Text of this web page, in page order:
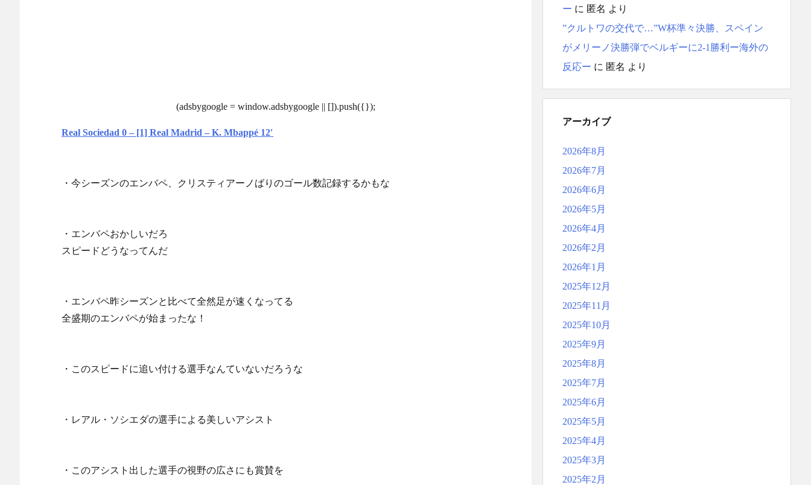
(adsbygoogle = window.adsbygoogle || []).push({});
Real Sociedad 0 – [1] Real Madrid – K. Mbappé 12′
・今シーズンのエンバペ、クリスティアーノばりのゴール数記録するかもな
・エンバペおかしいだろ
スピードどうなってんだ
・エンバペ昨シーズンと比べて全然足が速くなってる
全盛期のエンバペが始まったな！
・このスピードに追い付ける選手なんていないだろうな
・レアル・ソシエダの選手による美しいアシスト
・このアシスト出した選手の視野の広さにも賞賛を
ー に 匿名 より
”クルトワの交代で…”W杯準々決勝、スペイン
がメリーノ決勝弾でベルギーに2-1勝利ー海外の
反応ー に 匿名 より
アーカイブ
2026年8月
2026年7月
2026年6月
2026年5月
2026年4月
2026年2月
2026年1月
2025年12月
2025年11月
2025年10月
2025年9月
2025年8月
2025年7月
2025年6月
2025年5月
2025年4月
2025年3月
2025年2月